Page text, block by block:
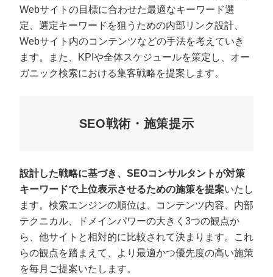
Webサイトの目標に合わせた最適なキーワード選
定、選定キーワードを狙うための内部リンク設計、
Webサイト内のコンテンツなどの手法を考えていき
ます。また、KPIや全体スケジュールを策定し、オー
ガニック検索における集客戦略を提案します。
SEO戦術・施策提示
設計した戦略に基づき、SEOコンサルタントが対策
キーワードで上位表示させるための施策を提案いたし
ます。検索エンジンの順位は、コンテンツ内容、内部
テクニカル、ドメインパワーの大きく3つの観点か
ら、他サイトと相対的に比較されて決まります。これ
らの観点を踏まえて、より最適かつ優先度の高い施策
を毎月ご提案いたします。